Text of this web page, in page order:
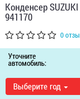
Конденсер
941170
0
Уточните
автомобиль:
Выберите год